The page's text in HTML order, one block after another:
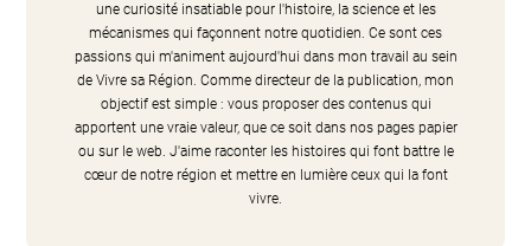
une curiosité insatiable pour l'histoire, la science et les
mécanismes qui façonnent notre quotidien. Ce sont ces
passions qui m'animent aujourd'hui dans mon travail au sein
de Vivre sa Région. Comme directeur de la publication, mon
objectif est simple : vous proposer des contenus qui
apportent une vraie valeur, que ce soit dans nos pages papier
ou sur le web. J'aime raconter les histoires qui font battre le
cœur de notre région et mettre en lumière ceux qui la font
vivre.